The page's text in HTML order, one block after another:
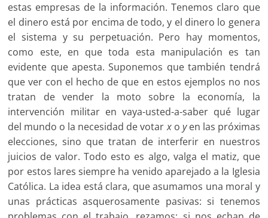
estas empresas de la información. Tenemos claro que
el dinero está por encima de todo, y el dinero lo genera
el sistema y su perpetuación. Pero hay momentos,
como este, en que toda esta manipulación es tan
evidente que apesta. Suponemos que también tendrá
que ver con el hecho de que en estos ejemplos no nos
tratan de vender la moto sobre la economía, la
intervención militar en vaya-usted-a-saber qué lugar
del mundo o la necesidad de votarxo yen las próximas
elecciones, sino que tratan de interferir en nuestros
juicios de valor. Todo esto es algo, valga el matiz, que
por estos lares siempre ha venido aparejado a la Iglesia
Católica. La idea está clara, que asumamos una moral y
unas prácticas asquerosamente pasivas: si tenemos